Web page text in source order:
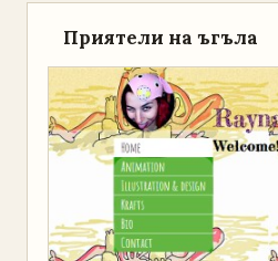
Приятели на ъгъла